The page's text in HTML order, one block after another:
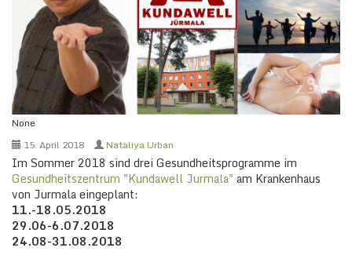
None
15. April 2018
Nataliya Urban
Im Sommer 2018 sind drei Gesundheitsprogramme im
Gesundheitszentrum "Kundawell Jurmala" am Krankenhaus
von Jurmala eingeplant:
11.-18.05.2018
29.06-6.07.2018
24.08-31.08.2018